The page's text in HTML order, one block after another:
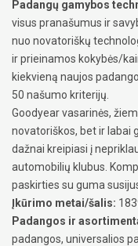
Padangų gamybos
visus pranašumus ir
nuo novatoriškų
ir prieinamos kokybės/
kiekvieną naujos
50 našumo kriterijų.
Goodyear vasarinės,
novatoriškos, bet ir labai
dažnai kreipiasi į
automobilių klubus.
paskirties su guma
Įkūrimo metai/šalis:
Padangos ir
padangos, universalios